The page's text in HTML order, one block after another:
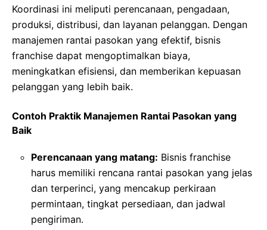
Koordinasi ini meliputi perencanaan, pengadaan,
produksi, distribusi, dan layanan pelanggan. Dengan
manajemen rantai pasokan yang efektif, bisnis
franchise dapat mengoptimalkan biaya,
meningkatkan efisiensi, dan memberikan kepuasan
pelanggan yang lebih baik.
Contoh Praktik Manajemen Rantai Pasokan yang
Baik
Perencanaan yang matang: Bisnis franchise
harus memiliki rencana rantai pasokan yang jelas
dan terperinci, yang mencakup perkiraan
permintaan, tingkat persediaan, dan jadwal
pengiriman.